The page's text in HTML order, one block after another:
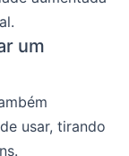
um
usar, tirando